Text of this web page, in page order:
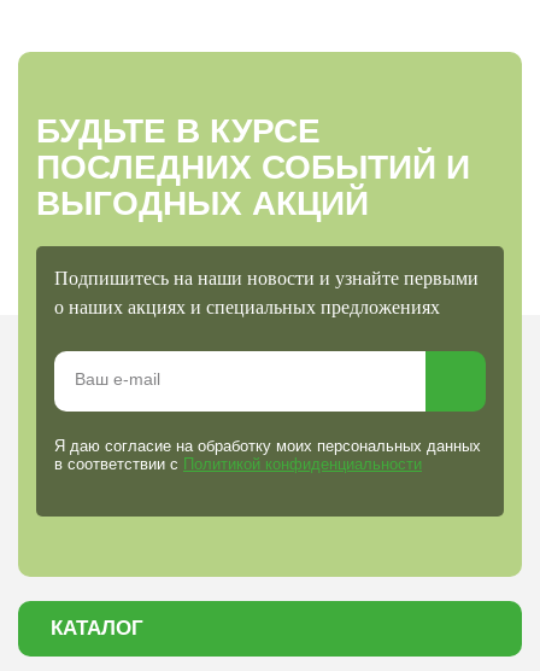
БУДЬТЕ В КУРСЕ
ПОСЛЕДНИХ СОБЫТИЙ И
ВЫГОДНЫХ АКЦИЙ
Подпишитесь на наши новости и узнайте первыми
о наших акциях и специальных предложениях
Я даю согласие на обработку моих персональных данных
в соответствии с Политикой конфиденциальности
КАТАЛОГ